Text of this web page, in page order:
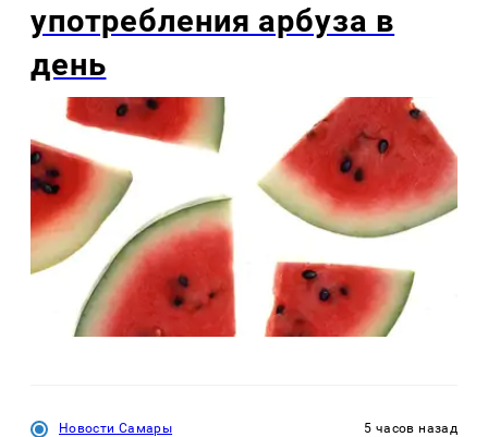
употребления арбуза в
день
Новости Самары 5 часов назад